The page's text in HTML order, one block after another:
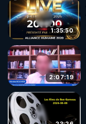
1:35:50
2:07:19